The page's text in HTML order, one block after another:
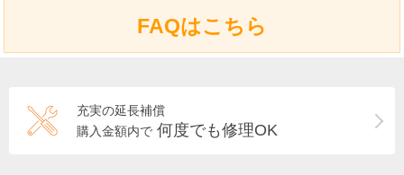
FAQはこちら
充実の延長補償
購入金額内で 何度でも修理OK